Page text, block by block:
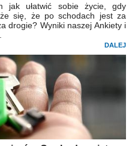
jak ułatwić sobie życie, gdy
się, że po schodach jest za
drogie? Wyniki naszej Ankiety i
DALEJ